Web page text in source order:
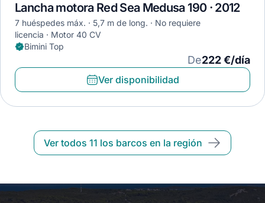
Lancha motora Red Sea Medusa 190 · 2012
7 huéspedes máx. 5,7 m de long.
No requiere
licencia
Motor 40 CV
Bimini Top
De222 €/día
Ver disponibilidad
Ver todos 11 los barcos en la región